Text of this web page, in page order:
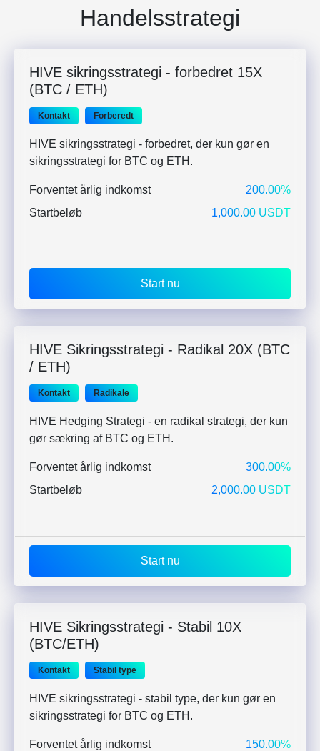
Handelsstrategi
HIVE sikringsstrategi - forbedret 15X
(BTC / ETH)
Kontakt Forberedt
HIVE sikringsstrategi - forbedret, der kun gør en
sikringsstrategi for BTC og ETH.
Forventet årlig indkomst
200.00%
Startbeløb
1,000.00 USDT
Start nu
HIVE Sikringsstrategi - Radikal 20X (BTC
/ ETH)
Kontakt Radikale
HIVE Hedging Strategi - en radikal strategi, der kun
gør sækring af BTC og ETH.
Forventet årlig indkomst
300.00%
Startbeløb
2,000.00 USDT
Start nu
HIVE Sikringsstrategi - Stabil 10X
(BTC/ETH)
Kontakt Stabil type
HIVE sikringsstrategi - stabil type, der kun gør en
sikringsstrategi for BTC og ETH.
Forventet årlig indkomst 150.00%